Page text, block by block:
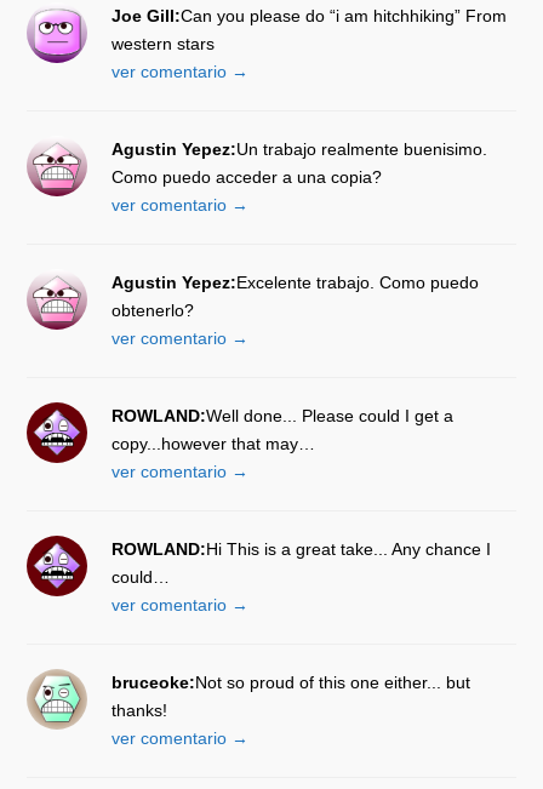
Joe Gill:Can you please do “i am hitchhiking” From
western stars
ver comentario →
Agustin Yepez:Un trabajo realmente buenisimo.
Como puedo acceder a una copia?
ver comentario →
Agustin Yepez:Excelente trabajo. Como puedo
obtenerlo?
ver comentario →
ROWLAND:Well done... Please could I get a
copy...however that may…
ver comentario →
ROWLAND:Hi This is a great take... Any chance I
could…
ver comentario →
bruceoke:Not so proud of this one either... but
thanks!
ver comentario →